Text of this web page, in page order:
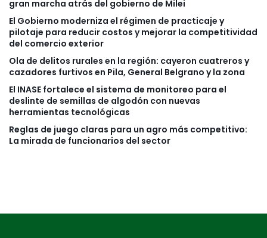
gran marcha atrás del gobierno de Milei
El Gobierno moderniza el régimen de practicaje y
pilotaje para reducir costos y mejorar la competitividad
del comercio exterior
Ola de delitos rurales en la región: cayeron cuatreros y
cazadores furtivos en Pila, General Belgrano y la zona
El INASE fortalece el sistema de monitoreo para el
deslinte de semillas de algodón con nuevas
herramientas tecnológicas
Reglas de juego claras para un agro más competitivo:
La mirada de funcionarios del sector